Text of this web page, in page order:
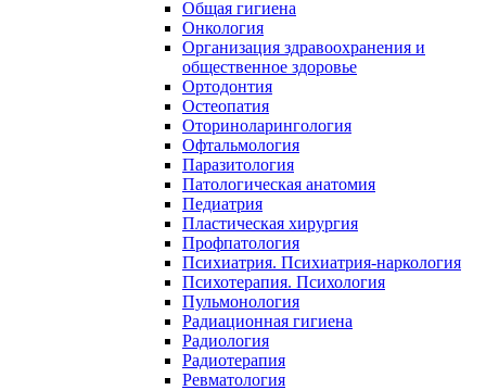
Общая гигиена
Онкология
Организация здравоохранения и
общественное здоровье
Ортодонтия
Остеопатия
Оториноларингология
Офтальмология
Паразитология
Патологическая анатомия
Педиатрия
Пластическая хирургия
Профпатология
Психиатрия. Психиатрия-наркология
Психотерапия. Психология
Пульмонология
Радиационная гигиена
Радиология
Радиотерапия
Ревматология